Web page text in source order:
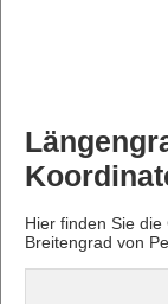
Hier finden Sie
Breitengrad von